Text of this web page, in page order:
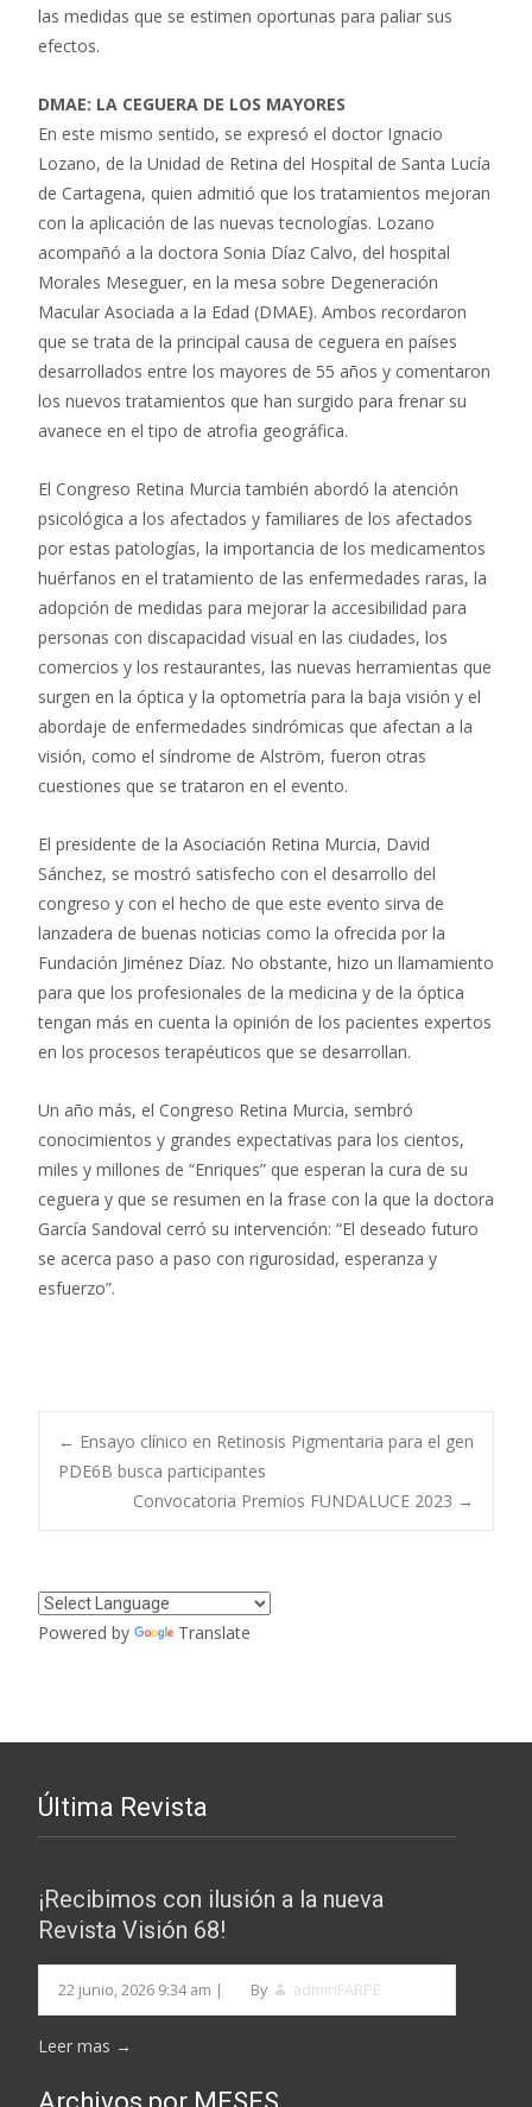
las medidas que se estimen oportunas para paliar sus
efectos.
DMAE: LA CEGUERA DE LOS MAYORES
En este mismo sentido, se expresó el doctor Ignacio
Lozano, de la Unidad de Retina del Hospital de Santa Lucía
de Cartagena, quien admitió que los tratamientos mejoran
con la aplicación de las nuevas tecnologías. Lozano
acompañó a la doctora Sonia Díaz Calvo, del hospital
Morales Meseguer, en la mesa sobre Degeneración
Macular Asociada a la Edad (DMAE). Ambos recordaron
que se trata de la principal causa de ceguera en países
desarrollados entre los mayores de 55 años y comentaron
los nuevos tratamientos que han surgido para frenar su
avanece en el tipo de atrofia geográfica.
El Congreso Retina Murcia también abordó la atención
psicológica a los afectados y familiares de los afectados
por estas patologías, la importancia de los medicamentos
huérfanos en el tratamiento de las enfermedades raras, la
adopción de medidas para mejorar la accesibilidad para
personas con discapacidad visual en las ciudades, los
comercios y los restaurantes, las nuevas herramientas que
surgen en la óptica y la optometría para la baja visión y el
abordaje de enfermedades sindrómicas que afectan a la
visión, como el síndrome de Alström, fueron otras
cuestiones que se trataron en el evento.
El presidente de la Asociación Retina Murcia, David
Sánchez, se mostró satisfecho con el desarrollo del
congreso y con el hecho de que este evento sirva de
lanzadera de buenas noticias como la ofrecida por la
Fundación Jiménez Díaz. No obstante, hizo un llamamiento
para que los profesionales de la medicina y de la óptica
tengan más en cuenta la opinión de los pacientes expertos
en los procesos terapéuticos que se desarrollan.
Un año más, el Congreso Retina Murcia, sembró
conocimientos y grandes expectativas para los cientos,
miles y millones de “Enriques” que esperan la cura de su
ceguera y que se resumen en la frase con la que la doctora
García Sandoval cerró su intervención: “El deseado futuro
se acerca paso a paso con rigurosidad, esperanza y
esfuerzo”.
Navegación
de
entradas
← Ensayo clínico en Retinosis Pigmentaria para el gen
PDE6B busca participantes
Convocatoria Premios FUNDALUCE 2023 →
Powered by Translate
Última Revista
¡Recibimos con ilusión a la nueva
Revista Visión 68!
22 junio, 2026 9:34 am | By adminFARPE
Leer mas →